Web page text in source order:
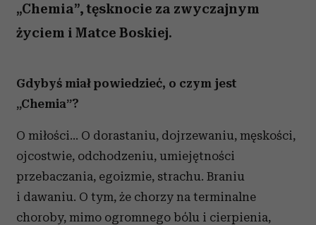
„Chemia”, tęsknocie za zwyczajnym
życiem i Matce Boskiej.
Gdybyś miał powiedzieć, o czym jest
„Chemia”?
O miłości... O dorastaniu, dojrzewaniu, męskości,
ojcostwie, odchodzeniu, umiejętności
przebaczania, egoizmie, strachu. Braniu
i dawaniu. O tym, że chorzy na terminalne
choroby, mimo ogromnego bólu i cierpienia,